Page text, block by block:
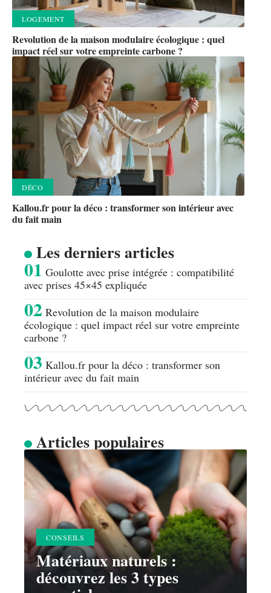
LOGEMENT
Revolution de la maison modulaire écologique : quel
impact réel sur votre empreinte carbone ?
DÉCO
Kallou.fr pour la déco : transformer son intérieur avec
du fait main
Les derniers articles
Goulotte avec prise intégrée : compatibilité
avec prises 45×45 expliquée
Revolution de la maison modulaire
écologique : quel impact réel sur votre empreinte
carbone ?
Kallou.fr pour la déco : transformer son
intérieur avec du fait main
Articles populaires
CONSEILS
Matériaux naturels :
découvrez les 3 types